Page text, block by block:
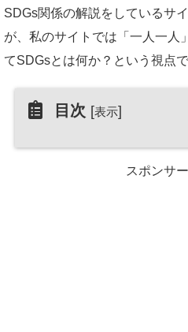
SDGs関係の解説をしているサ
が、私のサイトでは「一人一人
てSDGsとは何か？という視点
目次 [表示]
スポンサ